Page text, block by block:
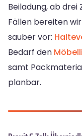
Beiladung, ab drei
Fällen bereiten
sauber vor:
Bedarf den
samt
planbar.